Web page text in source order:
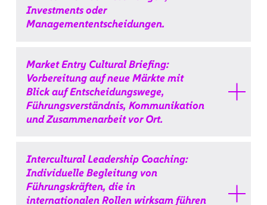
Investments oder
Managemententscheidungen.
Market Entry Cultural Briefing:
Vorbereitung auf neue Märkte mit
Blick auf Entscheidungswege,
Führungsverständnis, Kommunikation
und Zusammenarbeit vor Ort.
Intercultural Leadership Coaching:
Individuelle Begleitung von
Führungskräften, die in
internationalen Rollen wirksam führen